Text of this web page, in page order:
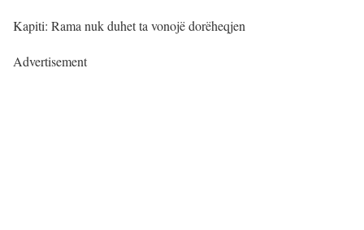
Kapiti: Rama nuk duhet ta vonojë dorëheqjen
Advertisement